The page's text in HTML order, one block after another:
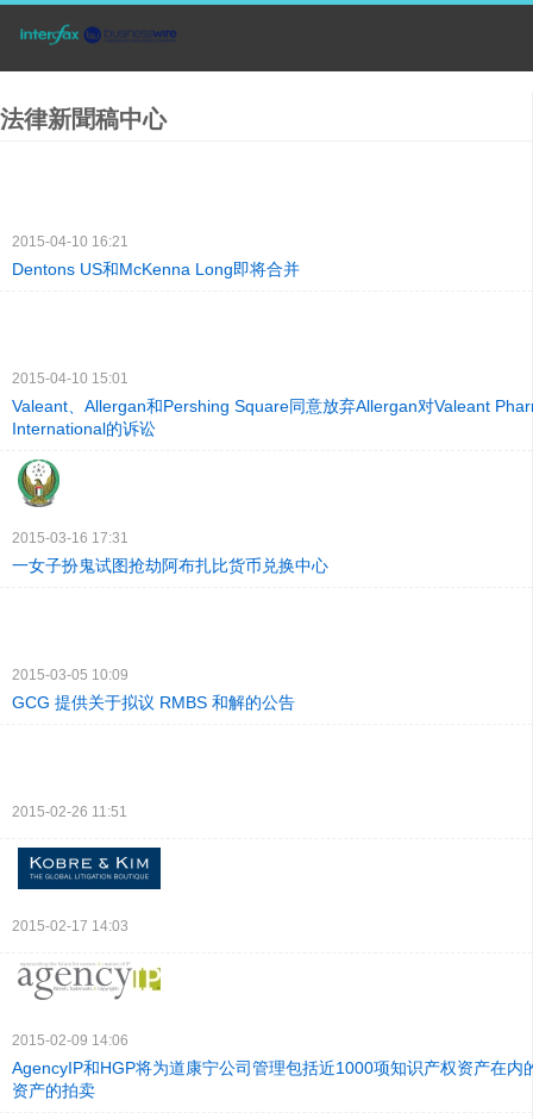
法律新聞稿中心
2015-04-10 16:21
Dentons US和McKenna Long即将合并
2015-04-10 15:01
Valeant、Allergan和Pershing Square同意放弃Allergan对Valeant
International的诉讼
2015-03-16 17:31
一女子扮鬼试图抢劫阿布扎比货币兑换中心
2015-03-05 10:09
GCG 提供关于拟议 RMBS 和解的公告
2015-02-26 11:51
2015-02-17 14:03
2015-02-09 14:06
AgencyIP和HGP将为道康宁公司管理包括近1000项知识产权资产在内
资产的拍卖